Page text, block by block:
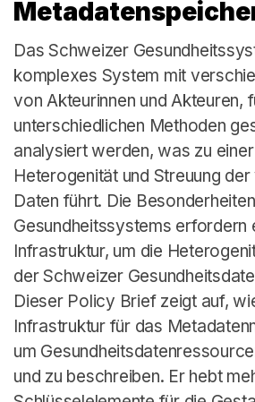
Das Schweizer
komplexes System mit
von Akteurinnen und Akteuren,
unterschiedlichen Methoden
analysiert werden, was zu
Heterogenität und Streuung
Daten führt. Die
Gesundheitssystems erfordern
Infrastruktur, um die
der Schweizer
Dieser Policy Brief zeigt auf,
Infrastruktur für das
um
und zu beschreiben. Er hebt